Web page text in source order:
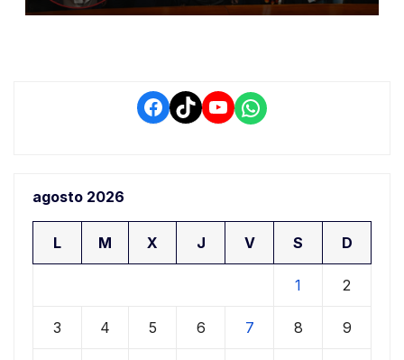
retrasos
Facebook
TikTokYouTube
WhatsApp
agosto 2026
L M X J V S D
1 2
3 4 5 6 7 8 9